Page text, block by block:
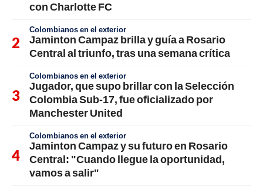
con Charlotte FC
Colombianos en el exterior
Jaminton Campaz brilla y guía a Rosario
Central al triunfo, tras una semana crítica
Colombianos en el exterior
Jugador, que supo brillar con la Selección
Colombia Sub-17, fue oficializado por
Manchester United
Colombianos en el exterior
Jaminton Campaz y su futuro en Rosario
Central: "Cuando llegue la oportunidad,
vamos a salir"